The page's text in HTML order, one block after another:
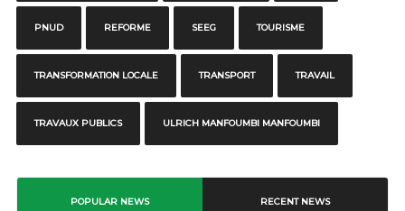
PNUD REFORME SEEG TOURISME
TRANSFORMATION LOCALE TRANSPORT TRAVAIL
TRAVAUX PUBLICS ULRICH MANFOUMBI MANFOUMBI
POPULAR NEWS RECENT NEWS